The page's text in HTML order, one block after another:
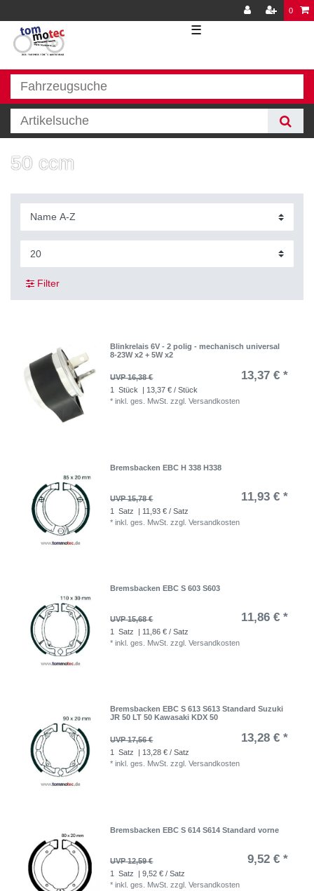
0
☰
50 ccm
Filter
Blinkrelais 6V - 2 polig - mechanisch universal
8-23W x2 + 5W x2
UVP 16,38 € 13,37 € *
1 Stück
| 13,37 € / Stück
*inkl. ges. MwSt. zzgl.Versandkosten
Bremsbacken EBC H 338 H338
UVP 15,78 € 11,93 € *
1 Satz
| 11,93 € / Satz
*inkl. ges. MwSt. zzgl.Versandkosten
Bremsbacken EBC S 603 S603
UVP 15,68 € 11,86 € *
1 Satz
| 11,86 € / Satz
*inkl. ges. MwSt. zzgl.Versandkosten
Bremsbacken EBC S 613 S613 Standard Suzuki
JR 50 LT 50 Kawasaki KDX 50
UVP 17,56 € 13,28 € *
1 Satz
| 13,28 € / Satz
*inkl. ges. MwSt. zzgl.Versandkosten
Bremsbacken EBC S 614 S614 Standard vorne
UVP 12,59 € 9,52 € *
1 Satz
| 9,52 € / Satz
*inkl. ges. MwSt. zzgl.Versandkosten